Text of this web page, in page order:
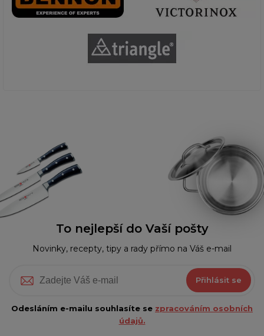
To nejlepší do Vaší pošty
Novinky, recepty, tipy a rady přímo na Váš e-mail
Přihlásit se
Odesláním e-mailu souhlasíte se zpracováním osobních
údajů.